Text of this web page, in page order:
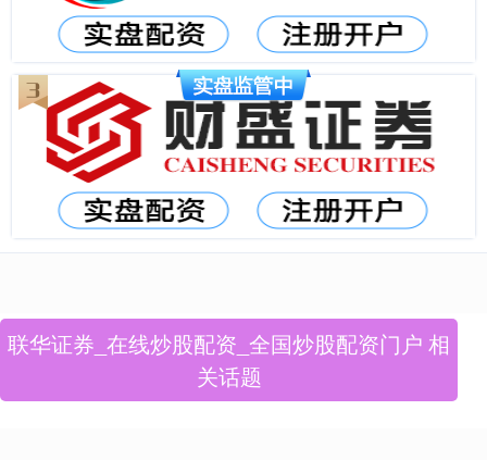
联华证券_在线炒股配资_全国炒股配资门户 相
关话题